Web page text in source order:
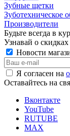
Зубные щетки
Зуботехническое
Производители
Будьте всегда в
Узнавай о
Новости
Я согласен на
Оставайтесь на
Вконтакте
YouTube
RUTUBE
MAX